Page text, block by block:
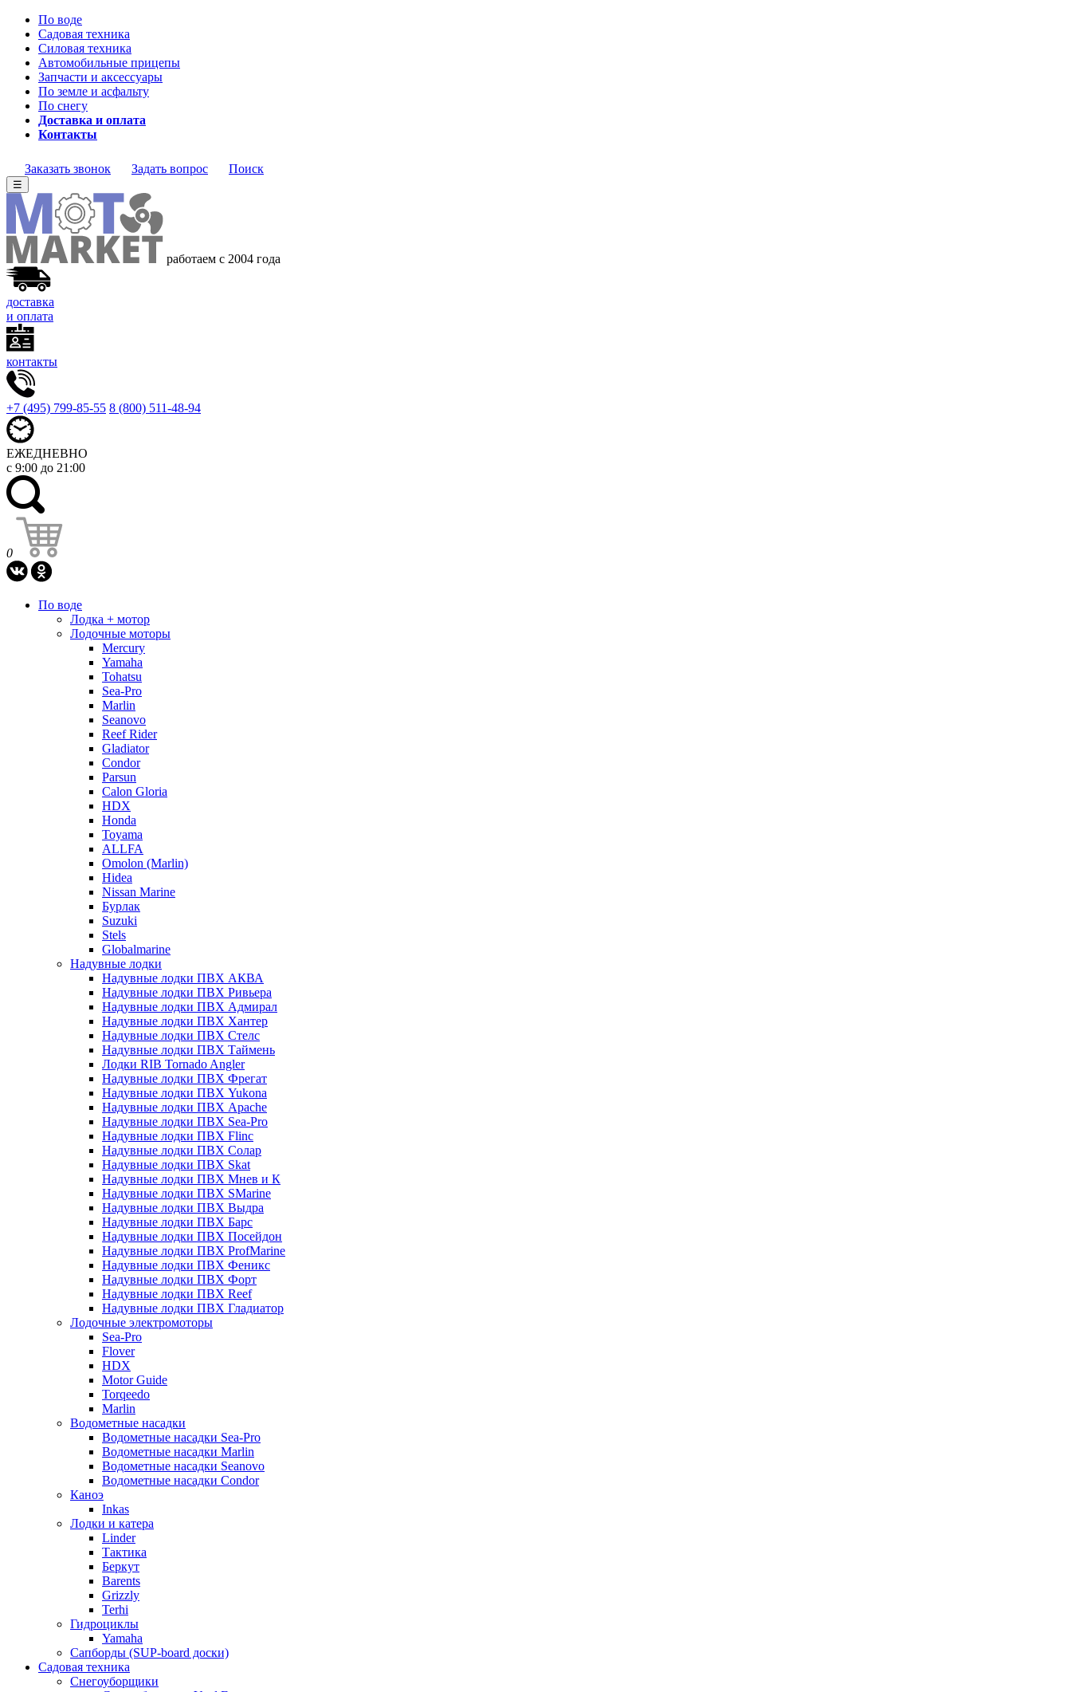
По воде
Садовая техника
Силовая техника
Автомобильные прицепы
Запчасти и аксессуары
По земле и асфальту
По снегу
Доставка и оплата
Контакты
Заказать звонок Задать вопрос Поиск
☰
работаем с 2004 года
доставка
и оплата
контакты
+7 (495) 799-85-55 8 (800) 511-48-94
ЕЖЕДНЕВНО
с 9:00 до 21:00
0
По воде
Лодка + мотор
Лодочные моторы
Mercury
Yamaha
Tohatsu
Sea-Pro
Marlin
Seanovo
Reef Rider
Gladiator
Condor
Parsun
Calon Gloria
HDX
Honda
Toyama
ALLFA
Omolon (Marlin)
Hidea
Nissan Marine
Бурлак
Suzuki
Stels
Globalmarine
Надувные лодки
Надувные лодки ПВХ АКВА
Надувные лодки ПВХ Ривьера
Надувные лодки ПВХ Адмирал
Надувные лодки ПВХ Хантер
Надувные лодки ПВХ Стелс
Надувные лодки ПВХ Таймень
Лодки RIB Tornado Angler
Надувные лодки ПВХ Фрегат
Надувные лодки ПВХ Yukona
Надувные лодки ПВХ Apache
Надувные лодки ПВХ Sea-Pro
Надувные лодки ПВХ Flinc
Надувные лодки ПВХ Солар
Надувные лодки ПВХ Skat
Надувные лодки ПВХ Мнев и К
Надувные лодки ПВХ SMarine
Надувные лодки ПВХ Выдра
Надувные лодки ПВХ Барс
Надувные лодки ПВХ Посейдон
Надувные лодки ПВХ ProfMarine
Надувные лодки ПВХ Феникс
Надувные лодки ПВХ Форт
Надувные лодки ПВХ Reef
Надувные лодки ПВХ Гладиатор
Лодочные электромоторы
Sea-Pro
Flover
HDX
Motor Guide
Torqeedo
Marlin
Водометные насадки
Водометные насадки Sea-Pro
Водометные насадки Marlin
Водометные насадки Seanovo
Водометные насадки Condor
Каноэ
Inkas
Лодки и катера
Linder
Тактика
Беркут
Barents
Grizzly
Terhi
Гидроциклы
Yamaha
Сапборды (SUP-board доски)
Садовая техника
Снегоуборщики